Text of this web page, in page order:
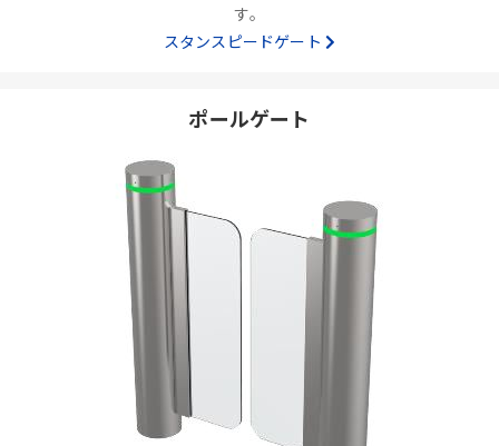
す。
スタンスピードゲート
ポールゲート